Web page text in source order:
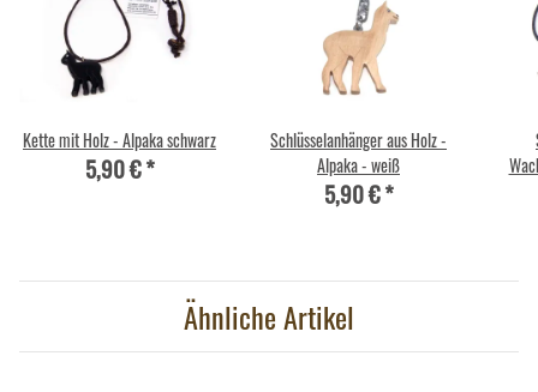
Kette mit Holz - Alpaka schwarz
5,90 €*
Schlüsselanhänger aus Holz -
Alpaka - weiß
5,90 €*
Ähnliche Artikel